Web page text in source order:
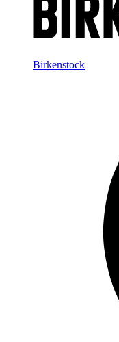
Birkenstock